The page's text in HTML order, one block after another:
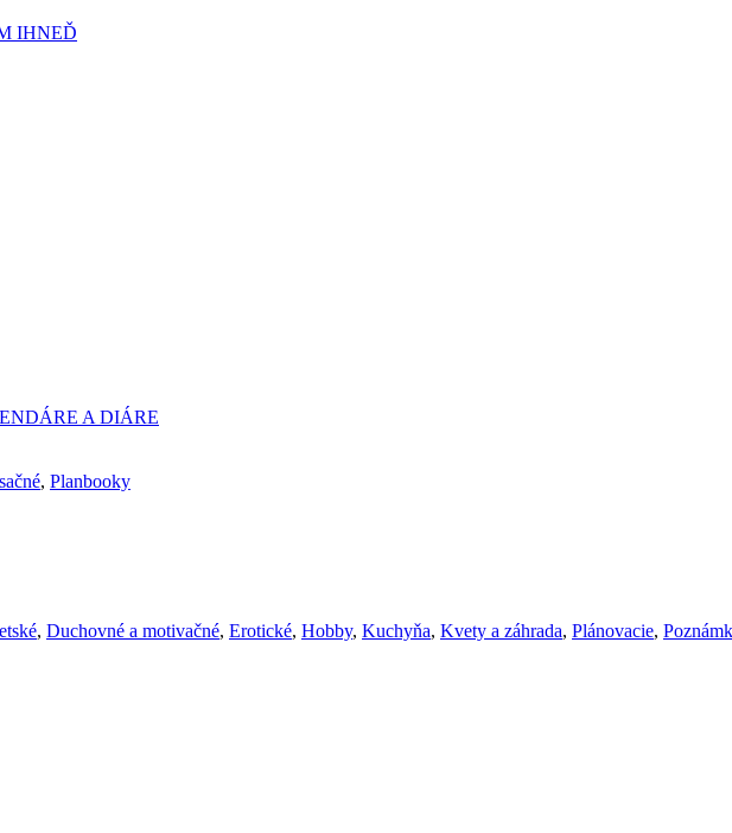
, Planbooky
, Duchovné a motivačné, Erotické, Hobby, Kuchyňa, Kvety a záhrada, Plánovacie,